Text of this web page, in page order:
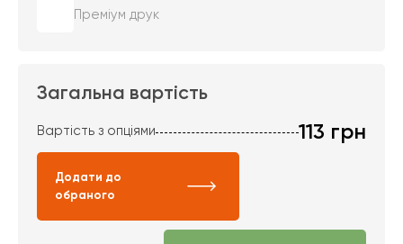
Преміум друк
Загальна вартість
Вартість з опціями 113 грн
Додати до
обраного